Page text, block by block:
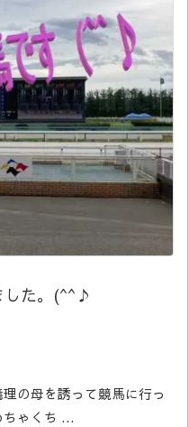
した。(^^♪
の母を誘って競馬に行っ
ちゃくち ...